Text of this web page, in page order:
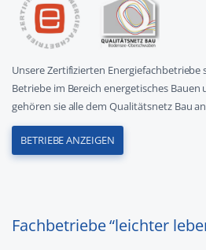
Unsere Zertifizierten Energiefachbetriebe
Betriebe im Bereich energetisches Bauen
gehören sie alle dem Qualitätsnetz Bau
BETRIEBE ANZEIGEN
Fachbetriebe “leichter